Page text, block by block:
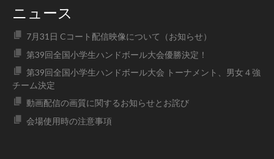
ニュース
7月31日 Cコート配信映像について（お知らせ）
第39回全国小学生ハンドボール大会優勝決定！
第39回全国小学生ハンドボール大会 トーナメント、男女４強
チーム決定
動画配信の画質に関するお知らせとお詫び
会場使用時の注意事項